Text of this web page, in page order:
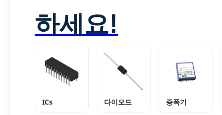
하세요!
ICs 다이오드 증폭기